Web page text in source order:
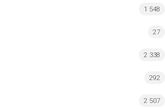
1 548
27
2 338
292
2 507